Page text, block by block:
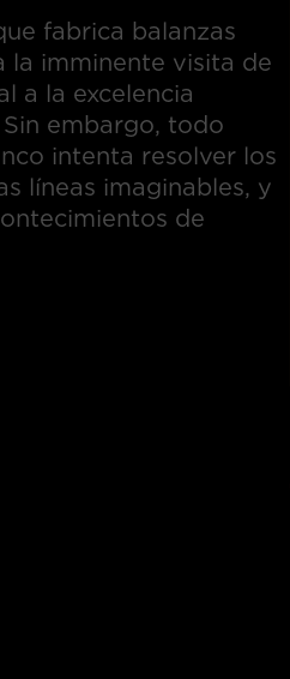
fabrica balanzas
la imminente visita de
a la excelencia
embargo, todo
intenta resolver los
líneas imaginables, y
de